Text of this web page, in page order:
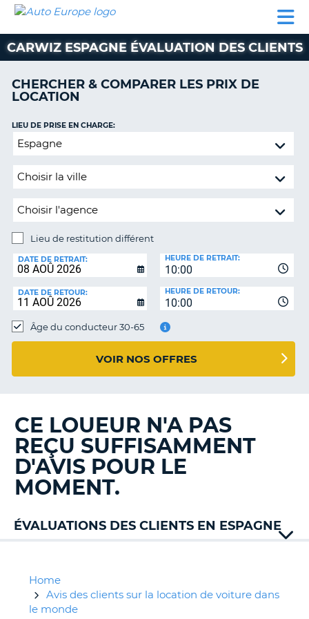
LOCATION
VOITURE
CAMPING-
CAR
CLIENT
AUTO
EUROPE
LOCATION
VOITURE
CAMPING-
CAR
PARTENAIRES
SUPPORT
CLIENT
COMPTE
MA
CARWIZ ESPAGNE ÉVALUATION DES CLIENTS
CHERCHER & COMPARER LES PRIX DE
LOCATION
Lieu
restitution
LIEU DE PRISE EN CHARGE:
Lieu de restitution différent
DE
RESTITUTION:
DATE DE RETRAIT:
10:00
HEURE DE RETRAIT:
DATE DE RETOUR:
10:00
HEURE DE RETOUR:
Âge du conducteur 30-65
VOIR NOS OFFRES
CE LOUEUR N'A PAS
REÇU SUFFISAMMENT
D'AVIS POUR LE
MOMENT.
ÉVALUATIONS DES CLIENTS EN ESPAGNE
Avis
Budget
Canariascom
Home
Avis des clients sur la location de voiture dans
le monde